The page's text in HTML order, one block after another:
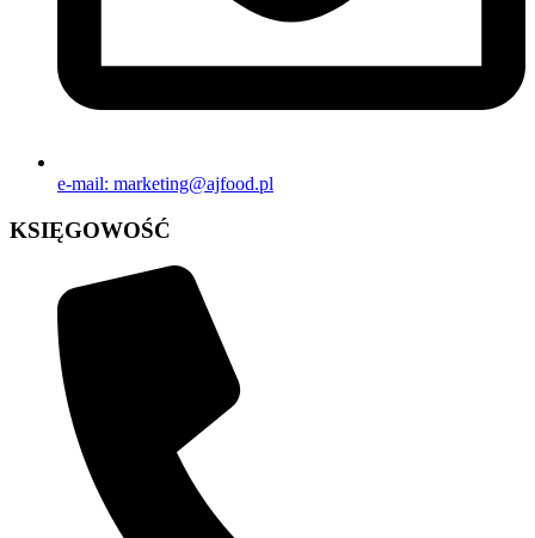
e-mail: marketing@ajfood.pl
KSIĘGOWOŚĆ